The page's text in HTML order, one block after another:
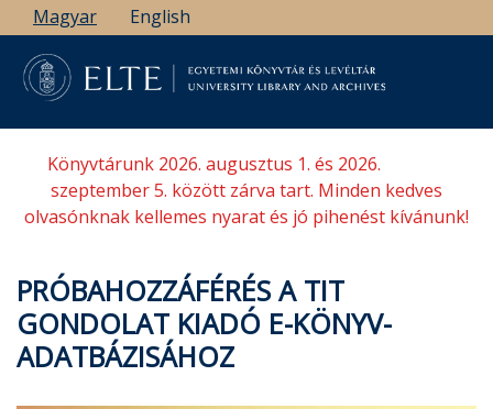
Ugrás
a
tartalomra
Magyar English
Könyvtárunk 2026. augusztus 1. és 2026.
szeptember 5. között zárva tart. Minden kedves
olvasónknak kellemes nyarat és jó pihenést kívánunk!
PRÓBAHOZZÁFÉRÉS A TIT
GONDOLAT KIADÓ E-KÖNYV-
ADATBÁZISÁHOZ